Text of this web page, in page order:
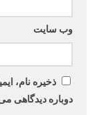
وب‌ سایت
ذخیره نام،
دوباره دیدگاهی